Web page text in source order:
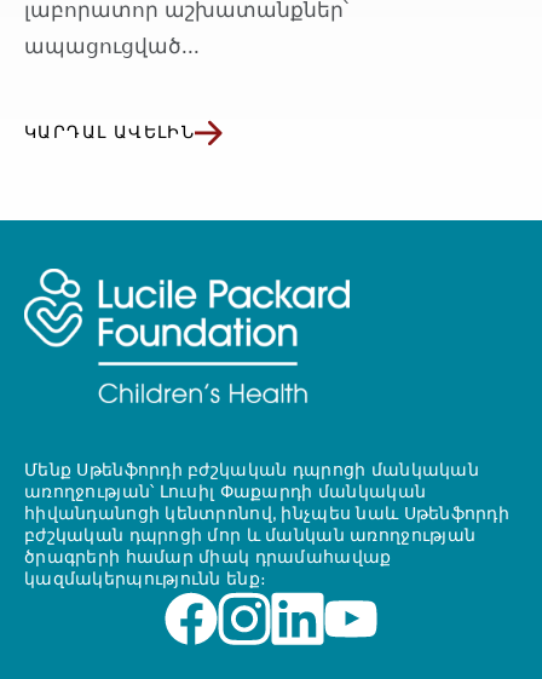
լաբորատոր աշխատանքներ՝
ապացուցված...
ԿԱՐԴԱԼ ԱՎԵԼԻՆ
Մենք Սթենֆորդի բժշկական դպրոցի մանկական
առողջության՝ Լուսիլ Փաքարդի մանկական
հիվանդանոցի կենտրոնով, ինչպես նաև Սթենֆորդի
բժշկական դպրոցի մոր և մանկան առողջության
ծրագրերի համար միակ դրամահավաք
կազմակերպությունն ենք։